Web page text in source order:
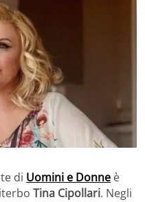
di Uomini e Donne è
Tina Cipollari. Negli